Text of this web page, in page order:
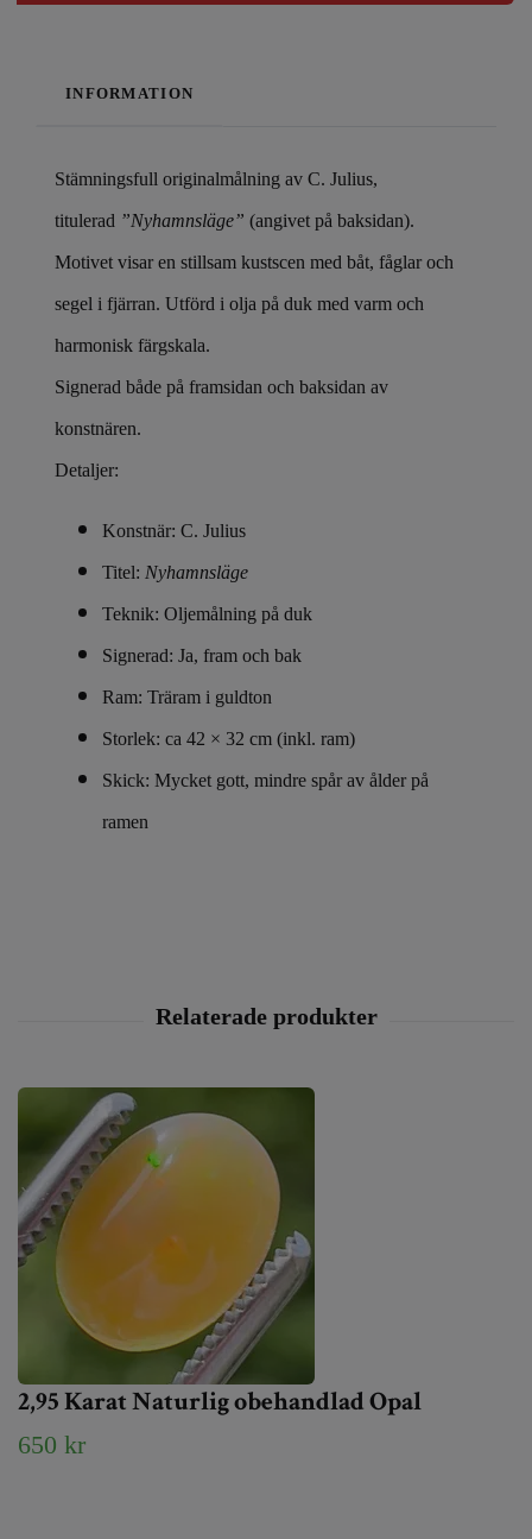
INFORMATION
Stämningsfull originalmålning av C. Julius,
titulerad ”Nyhamnsläge” (angivet på baksidan).
Motivet visar en stillsam kustscen med båt, fåglar och
segel i fjärran. Utförd i olja på duk med varm och
harmonisk färgskala.
Signerad både på framsidan och baksidan av
konstnären.
Detaljer:
Konstnär: C. Julius
Titel: Nyhamnsläge
Teknik: Oljemålning på duk
Signerad: Ja, fram och bak
Ram: Träram i guldton
Storlek: ca 42 × 32 cm (inkl. ram)
Skick: Mycket gott, mindre spår av ålder på
ramen
2,95 Karat Naturlig obehandlad Opal
650 kr